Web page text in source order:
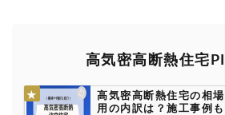
高気密高断熱住宅
高気密高断熱住宅の相
用の内訳は？施工事例